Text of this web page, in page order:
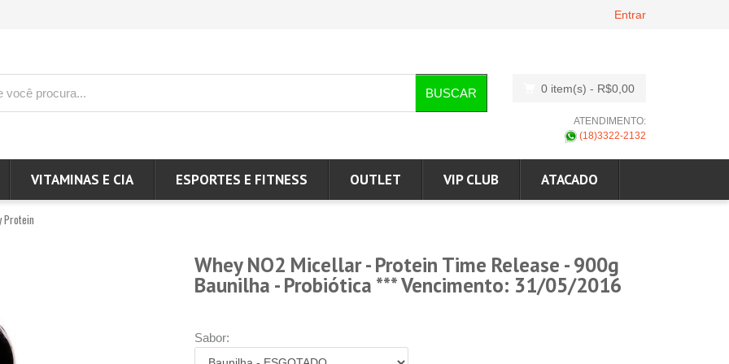
Entrar
BUSCAR 0 item(s) - R$0,00
ATENDIMENTO:
(18)3322-2132
VITAMINAS E CIA ESPORTES E FITNESS OUTLET VIP CLUB ATACADO
Protein
Whey NO2 Micellar - Protein Time Release - 900g
Baunilha - Probiótica *** Vencimento: 31/05/2016
Sabor: